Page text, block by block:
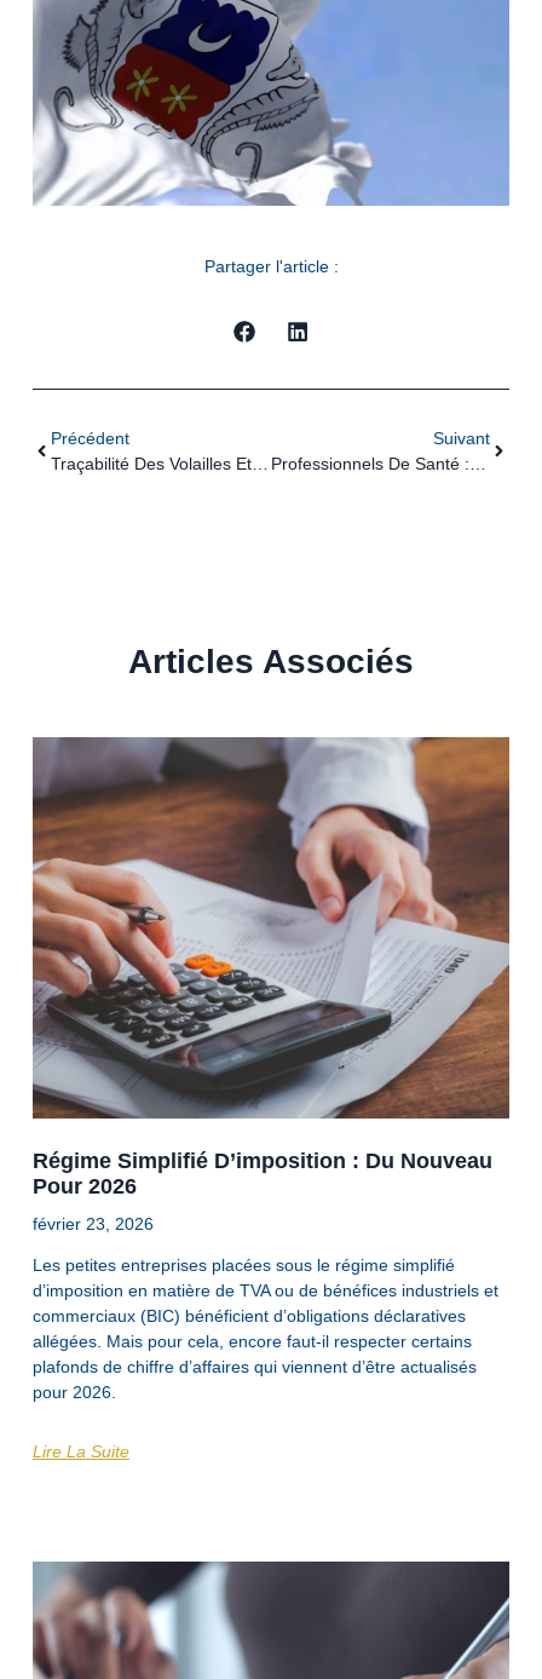
Partager l'article :
Précédent
Traçabilité Des Volailles Et Oiseaux : Évolution Des Obligations Déclaratives
Suivant
Articles Associés
Régime Simplifié D’imposition : Du Nouveau
Pour 2026
février 23, 2026
Les petites entreprises placées sous le régime simplifié
d’imposition en matière de TVA ou de bénéfices industriels et
commerciaux (BIC) bénéficient d’obligations déclaratives
allégées. Mais pour cela, encore faut-il respecter certains
plafonds de chiffre d’affaires qui viennent d’être actualisés
pour 2026.
Lire La Suite